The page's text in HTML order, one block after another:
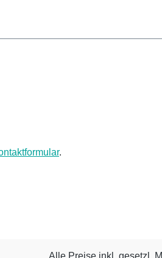
.
Alle Preise inkl. gesetzl.